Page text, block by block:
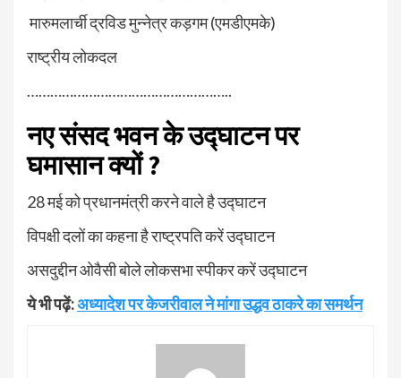
मारुमलार्ची द्रविड मुन्नेत्र कड़गम (एमडीएमके)
राष्ट्रीय लोकदल
……………………………………………..
नए संसद भवन के उद्घाटन पर
घमासान क्यों?
28 मई को प्रधानमंत्री करने वाले है उद्घाटन
विपक्षी दलों का कहना है राष्ट्रपति करें उद्घाटन
असदुद्दीन ओवैसी बोले लोकसभा स्पीकर करें उद्घाटन
ये भी पढ़ें:अध्यादेश पर केजरीवाल ने मांगा उद्धव ठाकरे का समर्थन